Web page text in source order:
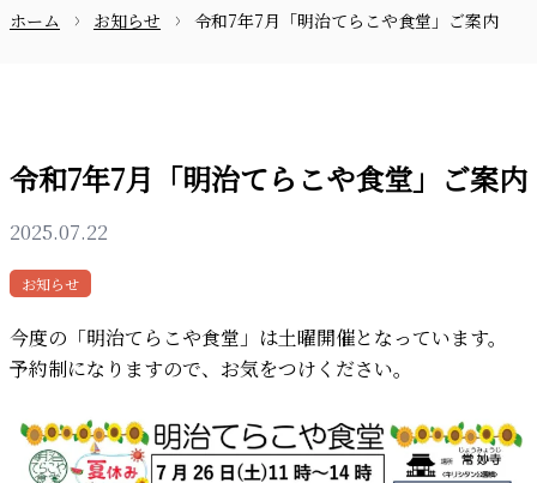
お問合せ
ホーム お知らせ 令和7年7月「明治てらこや食堂」ご案内
令和7年7月「明治てらこや食堂」ご案内
2025.07.22
お知らせ
今度の「明治てらこや食堂」は土曜開催となっています。
予約制になりますので、お気をつけください。